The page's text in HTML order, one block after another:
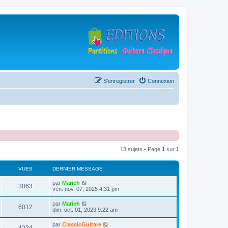
Connexion
S’enregistrer
13 sujets • Page 1 sur 1
VUES DERNIER MESSAGE
3063
u
D
e
i
e
r
m
par Marieh
ven. nov. 07, 2025 4:31 pm
6012
u
D
e
par Marieh
dim. oct. 01, 2023 9:22 am
D
par ClassicGuitare